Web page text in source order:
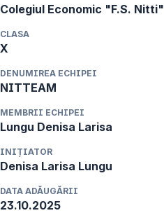
Colegiul Economic "F.S. Nitti"
CLASA
X
DENUMIREA ECHIPEI
NITTEAM
MEMBRII ECHIPEI
Lungu Denisa Larisa
INIȚIATOR
Denisa Larisa Lungu
DATA ADĂUGĂRII
23.10.2025